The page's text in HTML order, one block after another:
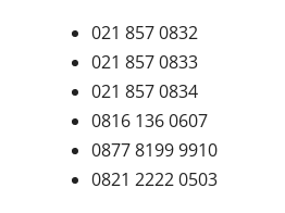
021 857 0832
021 857 0833
021 857 0834
0816 136 0607
0877 8199 9910
0821 2222 0503